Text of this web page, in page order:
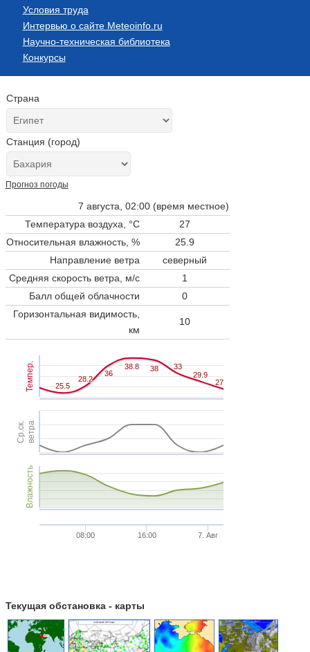
Условия труда
Интервью о сайте Meteoinfo.ru
Научно-техническая библиотека
Конкурсы
Страна
Станция (город)
Прогноз погоды
7 августа, 02:00 (время местное)
Температура воздуха, °C
27
Относительная влажность, %
25.9
Направление ветра
северный
Средняя скорость ветра, м/с
1
Балл общей облачности
0
Горизонтальная видимость,
км
10
Темпер.
Ср.ск.ветра
Влажность
25.5
25.5
28.2
28.2
36
36
38.8
38.8 38
38 33
33
29.9
29.9
27
27
08:00 16:00 7. Авг
Текущая обстановка - карты